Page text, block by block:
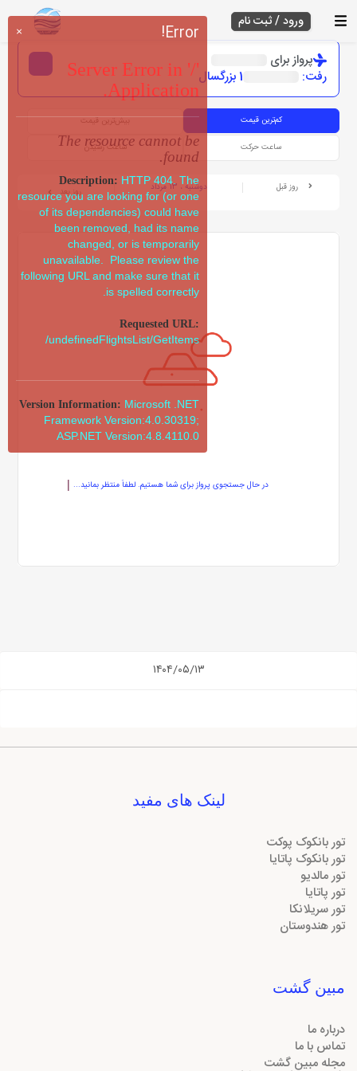
ورود / ثبت نام
پرواز برای
رفت:
1 بزرگسال
کم‌ترین قیمت بیش‌ترین قیمت
ساعت حرکت ساعت رسیدن
روز قبل دوشنبه ، 13 مرداد روز بعد
در حال جستجوی پرواز برای شما هستیم. لطفاً منتظر بمانید...
لینک های مفید
تور بانکوک پوکت
تور بانکوک پاتایا
تور مالدیو
تور پاتایا
تور سریلانکا
تور هندوستان
مبین گشت
درباره ما
تماس با ما
مجله مبین گشت
× Error!
Server Error in '/'
Application.
The resource cannot be
found.
Description: HTTP 404. The
resource you are looking for (or one
of its dependencies) could have
been removed, had its name
changed, or is temporarily
unavailable. Please review the
following URL and make sure that it
is spelled correctly.
Requested URL:
/undefinedFlightsList/GetItems
Version Information: Microsoft .NET
Framework Version:4.0.30319;
ASP.NET Version:4.8.4110.0